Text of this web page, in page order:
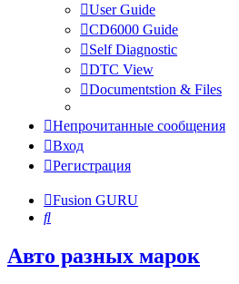
User Guide
CD6000 Guide
Self Diagnostic
DTC View
Documentstion & Files
Непрочитанные сообщения
Вход
Регистрация
Fusion GURU
Поиск
Авто разных марок